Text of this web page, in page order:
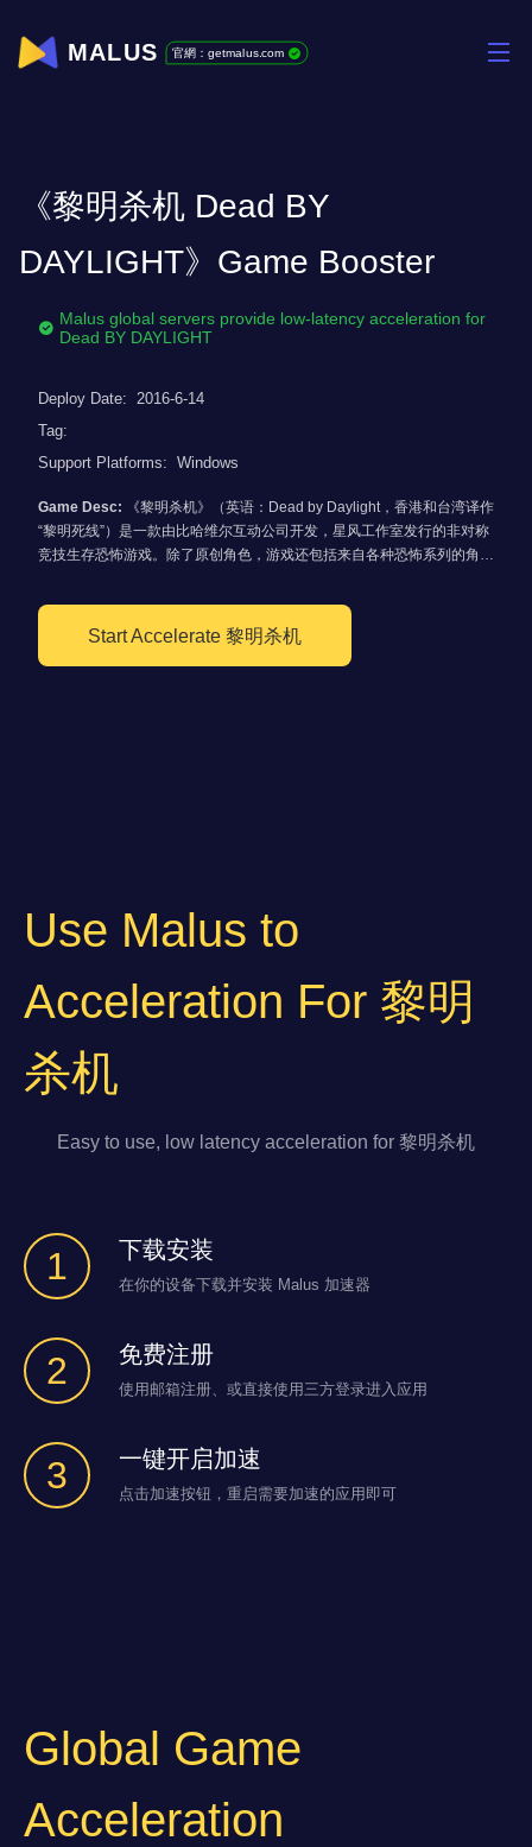
MALUS 官網：getmalus.com
《黎明杀机 Dead BY
DAYLIGHT》Game Booster
Malus global servers provide low-latency acceleration for
Dead BY DAYLIGHT
Deploy Date: 2016-6-14
Tag:
Support Platforms: Windows
Game Desc:
《黎明杀机》（英语：Dead by Daylight，香港和台湾译作
“黎明死线”）是一款由比哈维尔互动公司开发，星风工作室发行的非对称
竞技生存恐怖游戏。除了原创角色，游戏还包括来自各种恐怖系列的角
系列》、《猛鬼街系列》、《夺魂锯系列》、《鬼玩人系列》、《欢乐世
界》、《鬼面杀手》、《怪奇物语》、《寂静岭系列》、《墓穴电视》、
《生化危机系列》、《养鬼吃人系列》、《环界系列》、《荣耀战魂》。
Start Accelerate 黎明杀机
Use Malus to
Acceleration For 黎明
杀机
Easy to use, low latency acceleration for 黎明杀机
1 下载安装
在你的设备下载并安装 Malus 加速器
2 免费注册
使用邮箱注册、或直接使用三方登录进入应用
3 一键开启加速
点击加速按钮，重启需要加速的应用即可
Global Game
Acceleration